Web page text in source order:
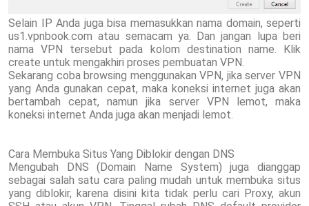
Selain IP Anda juga bisa memasukkan nama domain, seperti
us1.vpnbook.com atau semacam ya. Dan jangan lupa beri
nama VPN tersebut pada kolom destination name. Klik
create untuk mengakhiri proses pembuatan VPN.
Sekarang coba browsing menggunakan VPN, jika server VPN
yang Anda gunakan cepat, maka koneksi internet juga akan
bertambah cepat, namun jika server VPN lemot, maka
koneksi internet Anda juga akan menjadi lemot.
Cara Membuka Situs Yang Diblokir dengan DNS
Mengubah DNS (Domain Name System) juga dianggap
sebagai salah satu cara paling mudah untuk membuka situs
yang diblokir, karena disini kita tidak perlu cari Proxy, akun